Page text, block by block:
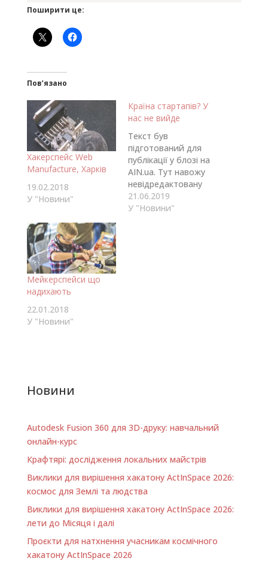
Поширити це:
Пов’язано
Хакерспейс Web
Manufacture, Харків
19.02.2018
У "Новини"
Країна стартапів? У
нас не вийде
Текст був
підготований для
публікації у блозі на
AIN.ua. Тут навожу
невідредактовану
версію тексту. Дуже
сподобалися думки
21.06.2019
У "Новини"
Мейкерспейси що
надихають
22.01.2018
У "Новини"
Новини
Autodesk Fusion 360 для 3D-друку: навчальний
онлайн-курс
Крафтярі: дослідження локальних майстрів
Виклики для вирішення хакатону ActInSpace 2026:
космос для Землі та людства
Виклики для вирішення хакатону ActInSpace 2026:
лети до Місяця і далі
Проєкти для натхнення учасникам космічного
хакатону ActInSpace 2026